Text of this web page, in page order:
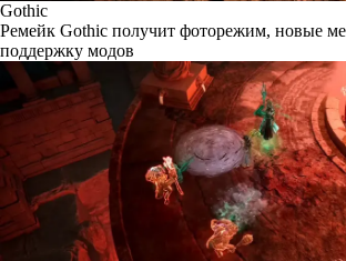
Gothic
Ремейк Gothic получит фоторежим, новые
поддержку модов